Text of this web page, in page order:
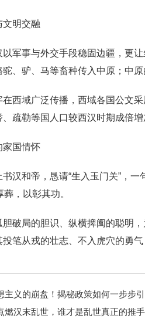
文明交融
军事与外交手段稳固边疆，更
、驴、马等畜种传入中原；中
西域广泛传播，西域各国公文
疏勒等国人口较西汉时期成倍
家国情怀
汉和帝，恳请“生入玉门关”，
，以彰其功。
破局的胆识、纵横捭阖的聪明
笔从戎的壮志、不入虎穴的勇
主义的崩盘！揭秘政策如何一步步
燃汉末乱世，谁才是乱世真正的推手